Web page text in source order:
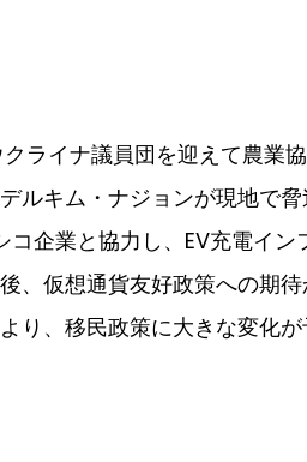
ライナ議員団を迎えて農業
ルキム・ナジョンが現地で
コ企業と協力し、EV充電イン
、仮想通貨友好政策への期
り、移民政策に大きな変化